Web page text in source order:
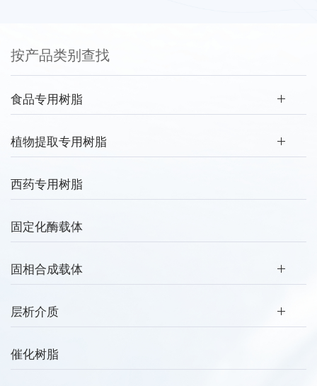
按产品类别查找
食品专用树脂
植物提取专用树脂
西药专用树脂
固定化酶载体
固相合成载体
层析介质
催化树脂